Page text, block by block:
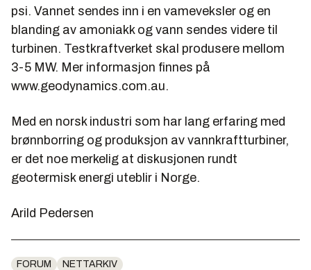
psi. Vannet sendes inn i en vameveksler og en
blanding av amoniakk og vann sendes videre til
turbinen. Testkraftverket skal produsere mellom
3-5 MW. Mer informasjon finnes på
www.geodynamics.com.au.
Med en norsk industri som har lang erfaring med
brønnborring og produksjon av vannkraftturbiner,
er det noe merkelig at diskusjonen rundt
geotermisk energi uteblir i Norge.
Arild Pedersen
FORUM NETTARKIV